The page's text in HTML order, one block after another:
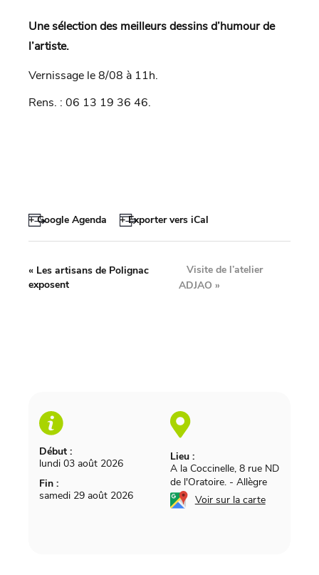
Une sélection des meilleurs dessins d’humour de
l’artiste.
Vernissage le 8/08 à 11h.
Rens. : 06 13 19 36 46.
+ Google Agenda + Exporter vers iCal
Début :
lundi 03 août 2026
Fin :
samedi 29 août 2026
Lieu :
A la Coccinelle, 8 rue ND
de l'Oratoire. - Allègre
Voir sur la carte
« Les artisans de Polignac
exposent
Visite de l’atelier
ADJAO »